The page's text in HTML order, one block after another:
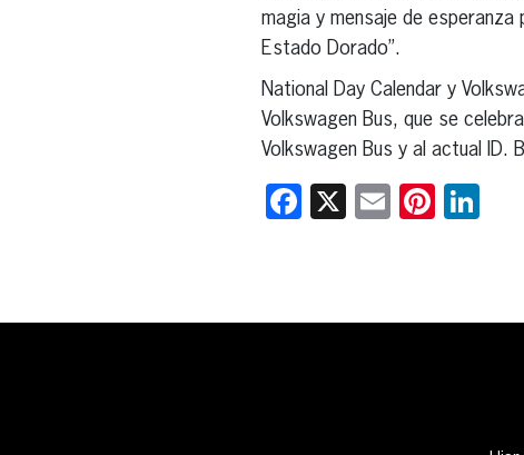
magia y mensaje de
Estado Dorado”.
National Day Calendar y
Volkswagen Bus, que se
Volkswagen Bus y al actual ID.
Facebook
X Email